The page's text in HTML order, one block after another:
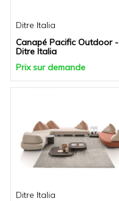
Ditre Italia
Canapé Pacific Outdoor -
Ditre Italia
Prix sur demande
Ditre Italia